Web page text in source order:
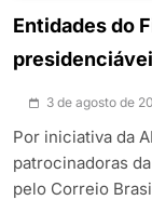
Entidades do
3 de agosto de
Por iniciativa da
patrocinadoras
pelo Correio